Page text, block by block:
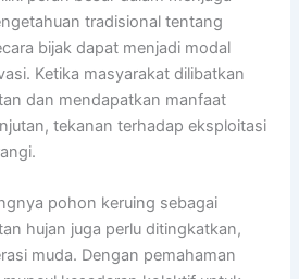
tradisional tentang
bijak dapat menjadi modal
Ketika masyarakat dilibatkan
dan mendapatkan manfaat
tekanan terhadap eksploitasi
pohon keruing sebagai
hujan juga perlu ditingkatkan,
muda. Dengan pemahaman